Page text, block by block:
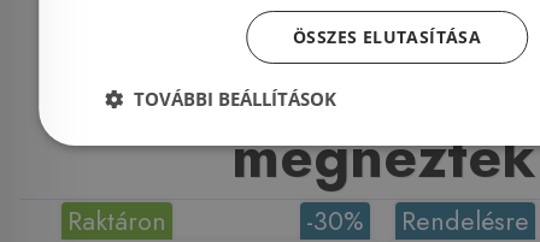
Mások
megnézték
-30%
Raktáron Rendelésre
ÖSSZES ELUTASÍTÁSA
TOVÁBBI BEÁLLÍTÁSOK